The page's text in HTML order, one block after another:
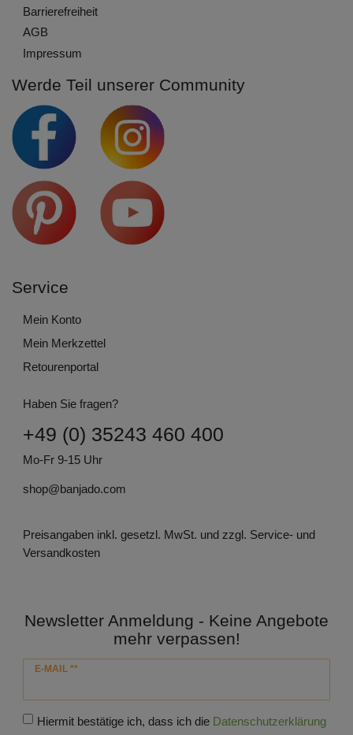
Barrierefreiheit
AGB
Impressum
Werde Teil unserer Community
Service
Mein Konto
Mein Merkzettel
Retourenportal
Haben Sie fragen?
+49 (0) 35243 460 400
Mo-Fr 9-15 Uhr
shop@banjado.com
Preisangaben inkl. gesetzl. MwSt. und zzgl. Service- und
Versandkosten
Newsletter Anmeldung - Keine Angebote
mehr verpassen!
E-MAIL **
Newsletter
Hiermit bestätige ich, dass ich die Daten­schutz­erklärung